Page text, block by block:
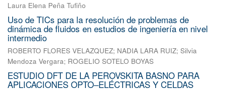
Laura Elena Peña Tufiño
Uso de TICs para la resolución de problemas de
dinámica de fluidos en estudios de ingeniería en nivel
intermedio
ROBERTO FLORES VELAZQUEZ; NADIA LARA RUIZ; Silvia
Mendoza Vergara; ROGELIO SOTELO BOYAS
ESTUDIO DFT DE LA PEROVSKITA BASNO PARA
APLICACIONES OPTO–ELÉCTRICAS Y CELDAS